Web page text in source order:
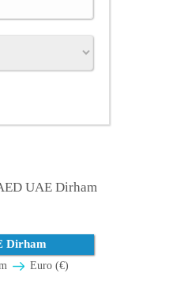
UAE Dirham
Dirham
Euro (€)